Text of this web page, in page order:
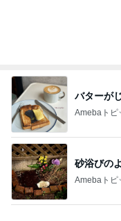
バターが
Amebaトピ
砂浴びの
Amebaトピ